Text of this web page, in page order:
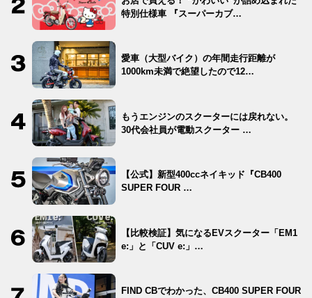
特別仕様車 『スーパーカブ…
愛車（大型バイク）の年間走行距離が
1000km未満で絶望したので12…
もうエンジンのスクーターには戻れない。
30代会社員が電動スクーター …
【公式】新型400ccネイキッド『CB400
SUPER FOUR …
【比較検証】気になるEVスクーター「EM1
e:」と「CUV e:」…
FIND CBでわかった、CB400 SUPER FOUR